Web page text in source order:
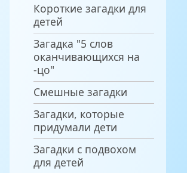
Короткие загадки для
детей
Загадка "5 слов
оканчивающихся на
-цо"
Смешные загадки
Загадки, которые
придумали дети
Загадки с подвохом
для детей